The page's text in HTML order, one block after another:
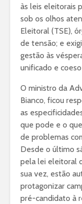
às leis eleitorais
sob os olhos
Eleitoral (TSE),
de tensão; e
gestão às
unificado e
O ministro da
Bianco, ficou
as
que pode e o
de problemas
Desde o último
pela lei eleitoral
sua vez, estão
protagonizar
pré-candidato à